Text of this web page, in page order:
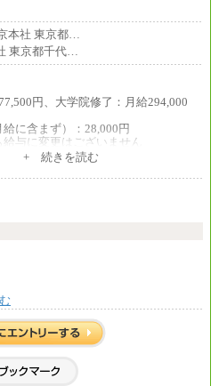
本社 東京都…
東京都千代…
円、大学院修了：月給294,000
に含まず）：28,000円
与に変更はございません
+ 続きを読む